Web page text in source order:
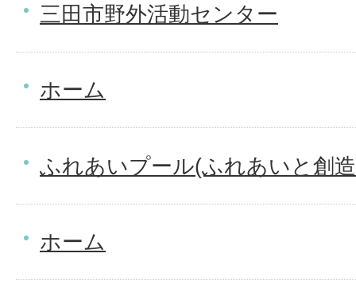
三田市野外活動センター
ホーム
ふれあいプール(ふれあいと創
ホーム